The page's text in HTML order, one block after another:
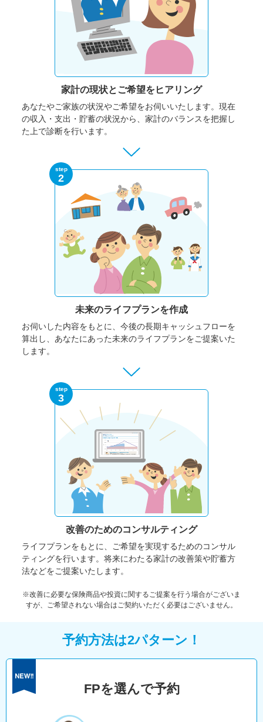
家計の現状と ご希望をヒアリング
あなたやご家族の状況やご希望をお伺いいたします。 現在
の収入・支出・貯蓄の状況から、家計のバランスを把握し
た上で診断を行います。
step
2
未来のライフプランを作成
お伺いした内容をもとに、今後の長期キャッシュフローを
算出し、あなたにあった未来のライフプランをご提案いた
します。
step
3
改善のためのコンサルティング
ライフプランをもとに、ご希望を実現するためのコンサル
ティングを行います。将来にわたる家計の改善策や貯蓄方
法などをご提案いたします。
※改善に必要な保険商品や投資に関するご提案を行う場合がございま
すが、ご希望されない場合はご契約いただく必要はございません。
予約方法は2パターン！
FPを選んで予約